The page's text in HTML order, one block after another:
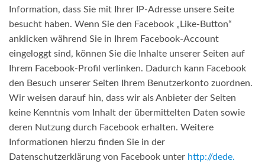
Information, dass Sie mit Ihrer IP-Adresse unsere Seite
besucht haben. Wenn Sie den Facebook „Like-Button“
anklicken während Sie in Ihrem Facebook-Account
eingeloggt sind, können Sie die Inhalte unserer Seiten auf
Ihrem Facebook-Profil verlinken. Dadurch kann Facebook
den Besuch unserer Seiten Ihrem Benutzerkonto zuordnen.
Wir weisen darauf hin, dass wir als Anbieter der Seiten
keine Kenntnis vom Inhalt der übermittelten Daten sowie
deren Nutzung durch Facebook erhalten. Weitere
Informationen hierzu finden Sie in der
Datenschutzerklärung von Facebook unter http://dede.